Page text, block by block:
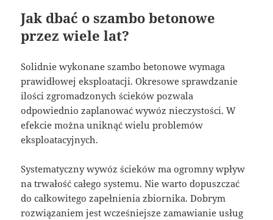
Jak dbać o szambo betonowe
przez wiele lat?
Solidnie wykonane szambo betonowe wymaga
prawidłowej eksploatacji. Okresowe sprawdzanie
ilości zgromadzonych ścieków pozwala
odpowiednio zaplanować wywóz nieczystości. W
efekcie można uniknąć wielu problemów
eksploatacyjnych.
Systematyczny wywóz ścieków ma ogromny wpływ
na trwałość całego systemu. Nie warto dopuszczać
do całkowitego zapełnienia zbiornika. Dobrym
rozwiązaniem jest wcześniejsze zamawianie usług